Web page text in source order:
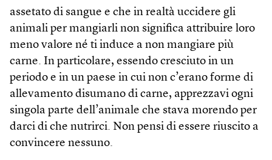
assetato di sangue e che in realtà uccidere gli
animali per mangiarli non significa attribuire loro
meno valore né ti induce a non mangiare più
carne. In particolare, essendo cresciuto in un
periodo e in un paese in cui non c’erano forme di
allevamento disumano di carne, apprezzavi ogni
singola parte dell’animale che stava morendo per
darci di che nutrirci. Non pensi di essere riuscito a
convincere nessuno.